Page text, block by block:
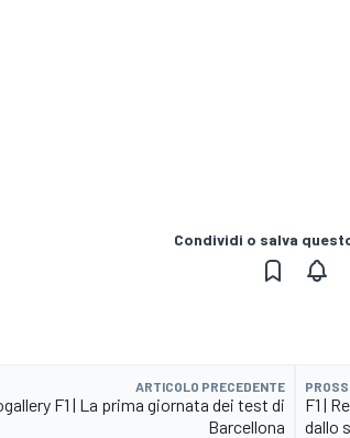
Condividi o salva
ARTICOLO PRECEDENTE
F1 | La prima giornata dei test di
Barcellona
F1 |
dallo